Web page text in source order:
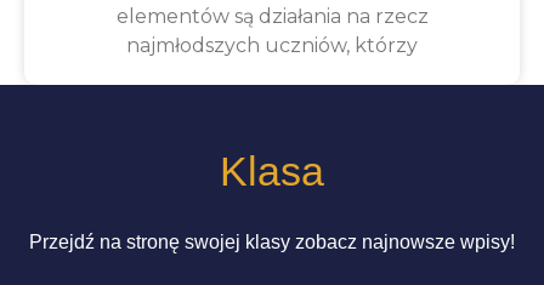
elementów są działania na rzecz
najmłodszych uczniów, którzy
Klasa
Przejdź na stronę swojej klasy zobacz najnowsze wpisy!